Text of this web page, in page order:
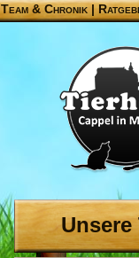
Team & Chronik |
Unsere